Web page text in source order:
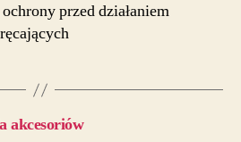
przed działaniem
akcesoriów